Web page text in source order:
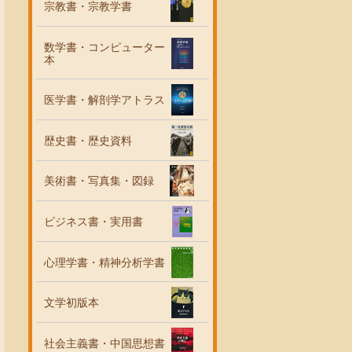
宗教書・宗教学書
数学書・コンピューター
本
医学書・解剖学アトラス
歴史書・歴史資料
美術書・写真集・図録
ビジネス書・実用書
心理学書・精神分析学書
文学初版本
社会主義書・中国思想書